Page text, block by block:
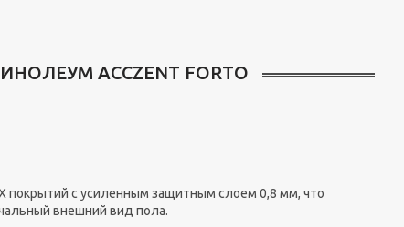
ACCZENT FORTO
покрытий с усиленным защитным слоем 0,8 мм, что
внешний вид пола.